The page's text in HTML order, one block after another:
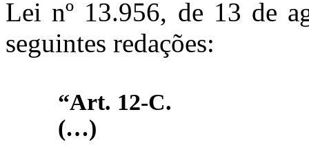
Leinº 13.956, de 13 de
seguintes redações:
“Art. 12-C.
(…)